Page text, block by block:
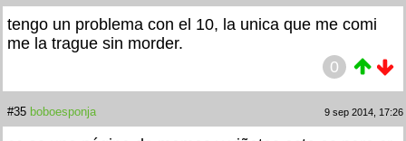
tengo un problema con el 10, la unica que me comi
me la trague sin morder.
0
#35 boboesponja 9 sep 2014, 17:26